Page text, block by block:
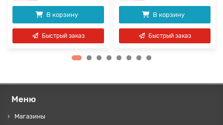
В корзину
Быстрый заказ
В корзину
Быстрый заказ
Меню
Магазины